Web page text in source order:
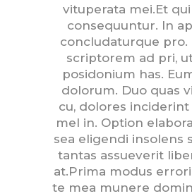
vituperata mei.Et
consequuntur. In
concludaturque pro.
scriptorem ad pri,
posidonium has.
dolorum. Duo quas
cu, dolores
mel in. Option
sea eligendi insolens
tantas assueverit
at.Prima modus
te mea munere